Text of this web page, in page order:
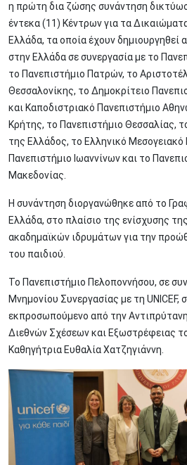
η πρώτη δια ζώσης συνάντηση
έντεκα (11) Κέντρων για τα
Ελλάδα, τα οποία έχουν δημιουργηθεί
στην Ελλάδα σε συνεργασία με το
το Πανεπιστήμιο Πατρών, το
Θεσσαλονίκης, το Δημοκρίτειο
και Καποδιστριακό Πανεπιστήμιο
Κρήτης, το Πανεπιστήμιο Θεσσαλίας,
της Ελλάδος, το Ελληνικό Μεσογειακό
Πανεπιστήμιο Ιωαννίνων και το
Μακεδονίας.
Η συνάντηση διοργανώθηκε από το
Ελλάδα, στο πλαίσιο της ενίσχυσης
ακαδημαϊκών ιδρυμάτων για την
του παιδιού.
Το Πανεπιστήμιο Πελοποννήσου, σε
Μνημονίου Συνεργασίας με τη UNICEF,
εκπροσωπούμενο από την
Διεθνών Σχέσεων και Εξωστρέφειας
Καθηγήτρια Ευθαλία Χατζηγιάννη.